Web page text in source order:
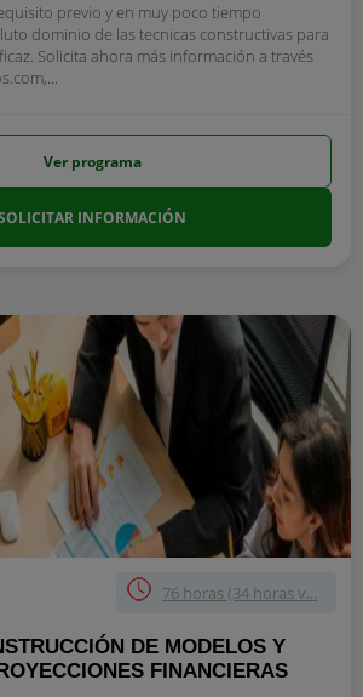
previo y en muy poco tiempo
dominio de las tecnicas constructivas para
Solicita ahora más información a través
Ver programa
INFORMACIÓN
76 horas (34 horas v...
DE MODELOS Y
FINANCIERAS